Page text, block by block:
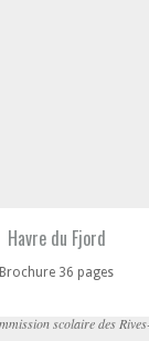
Havre du Fjord
Brochure 36 pages